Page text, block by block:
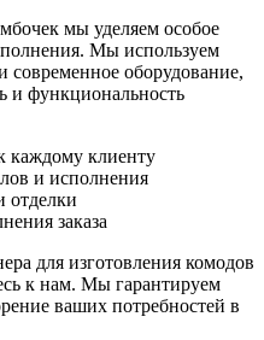
мы уделяем особое
Мы используем
современное оборудование,
и функциональность
каждому клиенту
и исполнения
отделки
заказа
для изготовления комодов
к нам. Мы гарантируем
ваших потребностей в